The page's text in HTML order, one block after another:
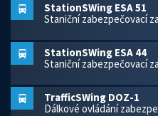
StationSWing ESA 51
Staniční zabezpečovací
StationSWing ESA 44
Staniční zabezpečovací
TrafficSWing DOZ-1
Dálkové ovládání